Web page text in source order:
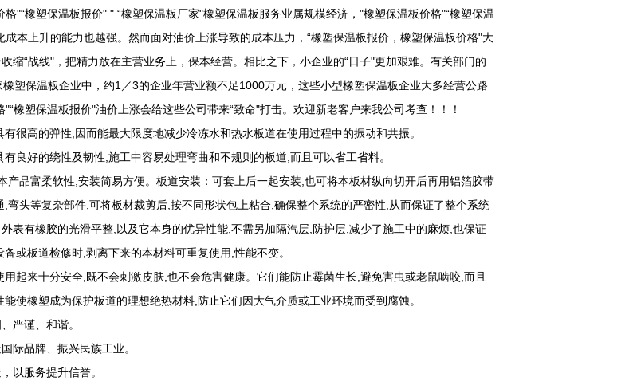
"“橡塑保温板报价" " “橡塑保温板厂家"橡塑保温板服务业属规模经济，"橡塑保温板价格"“橡塑保温
成本上升的能力也越强。然而面对油价上涨导致的成本压力，“橡塑保温板报价，橡塑保温板价格"大
缩“战线"，把精力放在主营业务上，保本经营。相比之下，小企业的“日子"更加艰难。有关部门的
塑保温板企业中，约1／3的企业年营业额不足1000万元，这些小型橡塑保温板企业大多经营公路
橡塑保温板报价"油价上涨会给这些公司带来“致命"打击。欢迎新老客户来我公司考查！！！
很高的弹性,因而能最大限度地减少冷冻水和热水板道在使用过程中的振动和共振。
良好的绕性及韧性,施工中容易处理弯曲和不规则的板道,而且可以省工省料。
产品富柔软性,安装简易方便。板道安装：可套上后一起安装,也可将本板材纵向切开后再用铝箔胶带
,弯头等复杂部件,可将板材裁剪后,按不同形状包上粘合,确保整个系统的严密性,从而保证了整个系统
表有橡胶的光滑平整,以及它本身的优异性能,不需另加隔汽层,防护层,减少了施工中的麻烦,也保证
或板道检修时,剥离下来的本材料可重复使用,性能不变。
起来十分安全,既不会刺激皮肤,也不会危害健康。它们能防止霉菌生长,避免害虫或老鼠啮咬,而且
使橡塑成为保护板道的理想绝热材料,防止它们因大气介质或工业环境而受到腐蚀。
严谨、和谐。
际品牌、振兴民族工业。
以服务提升信誉。